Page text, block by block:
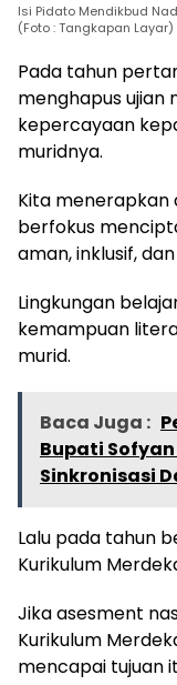
Isi Pidato Mendikbud
(Foto : Tangkapan Layar)
Pada tahun
menghapus ujian
kepercayaan
muridnya.
Kita menerapkan
berfokus
aman, inklusif,
Lingkungan
kemampuan
murid.
Baca Juga :
Bupati
Sinkronisasi
Lalu pada tahun
Kurikulum
Jika asesment
Kurikulum
mencapai tujuan